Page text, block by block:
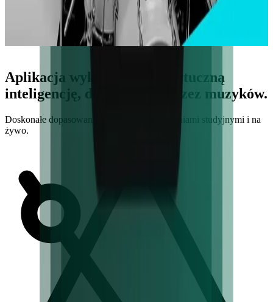
Niezależny perkusista i twórca online, który już na początku przykuł
uwagę tysięcy młodych, entuzjastycznych followersów na YouTube
Aplikacja wykorzystująca sztuczną
inteligencję, doskonalona przez muzyków.
Doskonałe dopasowanie dla ćwiczeń z nagraniami studyjnymi i na
żywo.